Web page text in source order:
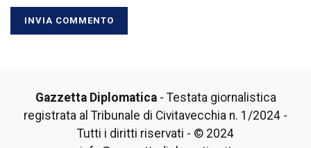
Gazzetta Diplomatica- Testata giornalistica
registrata al Tribunale di Civitavecchia n. 1/2024 -
Tutti i diritti riservati - © 2024